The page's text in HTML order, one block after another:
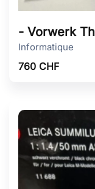
- Vorwerk
Informatique
760 CHF